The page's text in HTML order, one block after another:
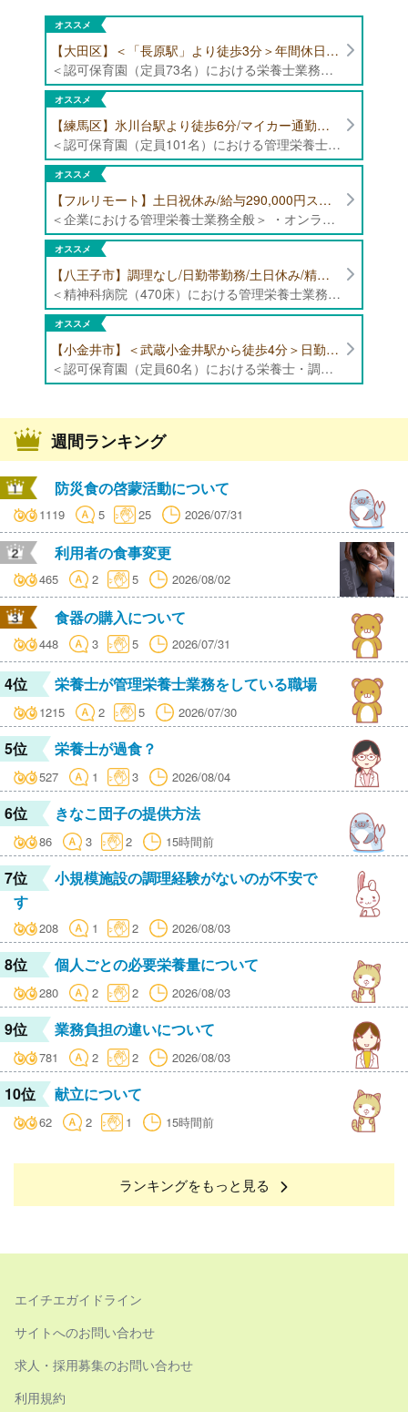
オススメ
【大田区】＜「長原駅」より徒歩3分＞年間休日120日以上/最大10連休取得可能/日勤帯勤務のみ 認可保育園（定員73名）にて、栄養士の募集！
＜認可保育園（定員73名）における栄養士業務全般＞ ・調理（朝おやつ・給食・おやつ・補食） ・盛付け、片づけ ・食育、保育室への給食ラウンド、事務業務 ・調理室のお掃除、備蓄の確認、発注など ※定員:73名(0歳児6名、1歳歳児10名、2歳児12名、3歳-5歳児各15名)
オススメ
【練馬区】氷川台駅より徒歩6分/マイカー通勤可能/年間休日120日/賞与高水準 認可保育園（定員101名）にて管理栄養士・栄養士・調理師募集！
＜認可保育園（定員101名）における管理栄養士・栄養士・調理師業務全般＞ ・調理業務全般 ・離乳食、アレルギー除去食対応 ・食育活動
オススメ
【フルリモート】土日祝休み/給与290,000円スタート/残業少なめ 企業にて管理栄養士の募集！
＜企業における管理栄養士業務全般＞ ・オンラインでの栄養指導業務 ・サービス（生活習慣病重症化予防）の品質管理 ・専用アプリを通じたチャットでの栄養指導業務 ※フルリモートにて勤務可能です。 【応募条件】特定保健指導もしくは病院での栄養指導3年以上
オススメ
【八王子市】調理なし/日勤帯勤務/土日休み/精神科病院（470床）にて管理栄養士募集！
＜精神科病院（470床）における管理栄養士業務全般＞ ・入院患者様の栄養管理、栄養評価 ・栄養指導 ・献立内容の確認、食数管理 ・食札管理、食事内容の確認 ・各種書類作成、データ入力 ・その他、栄養科業務全般 ・ミールラウンドやイベントメニューの企画等 ※病床数:精神科385床、内科85床
オススメ
【小金井市】＜武蔵小金井駅から徒歩4分＞日勤帯勤務のみ/日曜日・祝日休み/年間休日125日以上/福利厚生充実/認可保育園（定員60名）にて栄養士・調理師の募集！
＜認可保育園（定員60名）における栄養士・調理師業務全般＞ ・下処理 ・調理、盛り付け、片付け ・離乳食、アレルギー対応 ・その他付随する業務 ※献立作成業務はありません ※定員:60名（0歳児6名、1歳児8名、2歳児10名、3歳-5歳児各12名） ※専門卒以上の方（高卒の方は不可）
週間ランキング
防災食の啓蒙活動について
1119 5 25 2026/07/31
利用者の食事変更
465 2 5 2026/08/02
食器の購入について
448 3 5 2026/07/31
4位 栄養士が管理栄養士業務をしている職場
1215 2 5 2026/07/30
5位 栄養士が過食？
527 1 3 2026/08/04
6位 きなこ団子の提供方法
86 3 2 15時間前
7位
小規模施設の調理経験がないのが不安で
す
208 1 2 2026/08/03
8位 個人ごとの必要栄養量について
280 2 2 2026/08/03
9位 業務負担の違いについて
781 2 2 2026/08/03
10位 献立について
62 2 1 15時間前
ランキングをもっと見る
エイチエガイドライン
サイトへのお問い合わせ
求人・採用募集のお問い合わせ
利用規約